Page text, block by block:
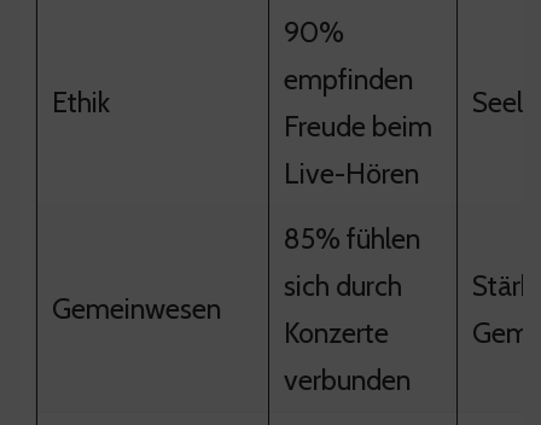
Ethik
90%
empfinden
Freude beim
Live-Hören
Gemeinwesen
85% fühlen
sich durch
Konzerte
verbunden